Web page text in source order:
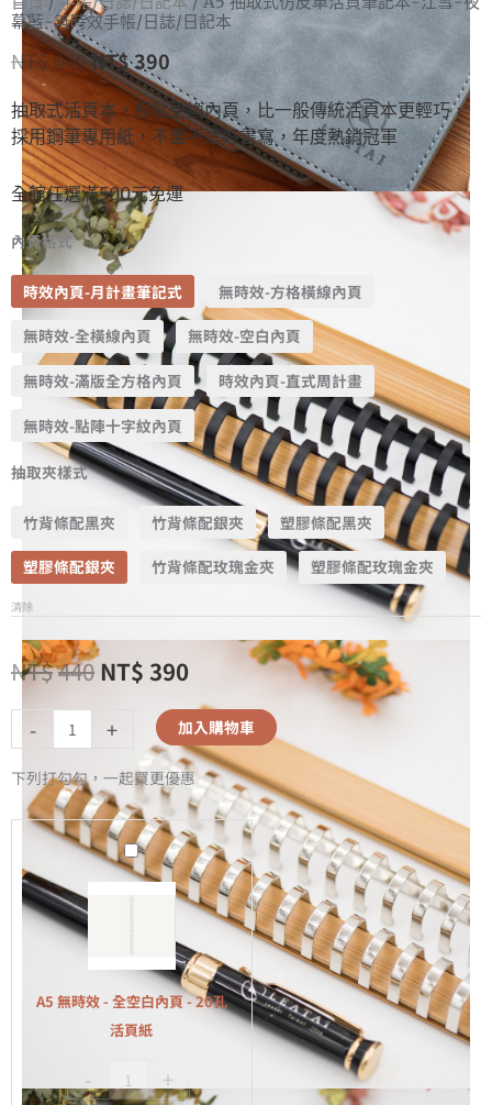
幕藍-無時效手帳/日誌/日記本
NT$440NT$390
抽取式活頁本，輕鬆更換內頁，比一般傳統活頁本更輕巧，
採用鋼筆專用紙，不暈不透好書寫，年度熱銷冠軍
全館任選滿500元免運
內頁格式
時效內頁-月計畫筆記式 無時效-方格橫線內頁
無時效-全橫線內頁 無時效-空白內頁
無時效-滿版全方格內頁 時效內頁-直式周計畫
無時效-點陣十字紋內頁
抽取夾樣式
竹背條配黑夾 竹背條配銀夾 塑膠條配黑夾
塑膠條配銀夾 竹背條配玫瑰金夾 塑膠條配玫瑰金夾
清除
NT$440 NT$ 390
- + 加入購物車
下列打勾勾，一起買更優惠
A5
無
效
-
全
空
內
A5 無時效 - 全空白內頁 - 20孔
活頁紙
- +